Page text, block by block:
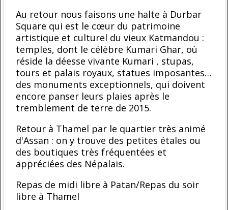
Au retour nous faisons une halte à Durbar
Square qui est le cœur du patrimoine
artistique et culturel du vieux Katmandou :
temples, dont le célèbre Kumari Ghar, où
réside la déesse vivante Kumari , stupas,
tours et palais royaux, statues imposantes…
des monuments exceptionnels, qui doivent
encore panser leurs plaies après le
tremblement de terre de 2015.
Retour à Thamel par le quartier très animé
d'Assan : on y trouve des petites étales ou
des boutiques très fréquentées et
appréciées des Népalais.
Repas de midi libre à Patan/Repas du soir
libre à Thamel